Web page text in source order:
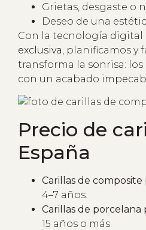
Grietas, desgaste o
Deseo de una
Con la tecnología digital
exclusiva , planificamos
transforma la sonrisa:
con un acabado
Precio de
España
Carillas de composite
4–7 años.
Carillas de porcelana
15 años o más.